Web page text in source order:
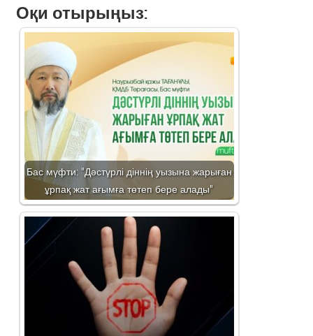
Оқи отырыңыз:
Бас мүфти: "Дәстүрлі діннің уызына жарыған
ұрпақ жат ағымға төтеп бере алады"